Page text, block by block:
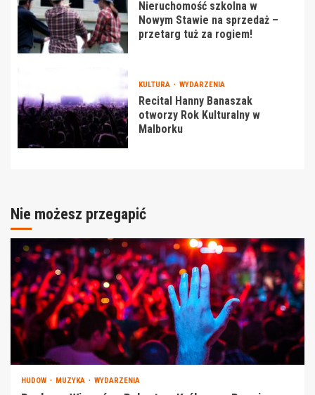
Nieruchomość szkolna w
Nowym Stawie na sprzedaż –
przetarg tuż za rogiem!
KULTURA WYDARZENIA
Recital Hanny Banaszak
otworzy Rok Kulturalny w
Malborku
Nie możesz przegapić
HUDOW MUZYKA WYDARZENIA